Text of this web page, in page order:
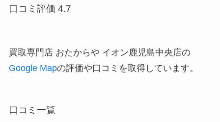
口コミ評価 4.7
買取専門店 おたからや イオン鹿児島中央店の
Google Mapの評価や口コミを取得しています。
口コミ一覧